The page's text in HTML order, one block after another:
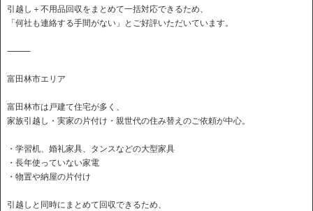
引越し＋不用品回収をまとめて一括対応できるため、
「何社も連絡する手間がない」とご好評いただいています。
⸻
富田林市エリア
富田林市は戸建て住宅が多く、
家族引越し・実家の片付け・親世代の住み替えのご依頼が中心。
・学習机、婚礼家具、タンスなどの大型家具
・長年使っていない家電
・物置や納屋の片付け
引越しと同時にまとめて回収できるため、